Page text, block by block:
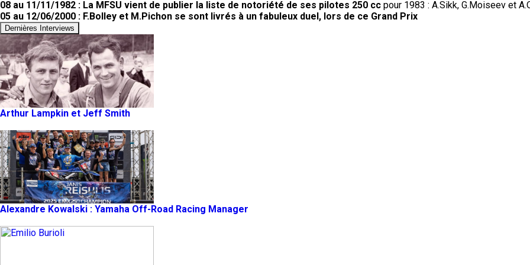
08 au 11/11/1982 : La MFSU vient de publier la liste de notoriété de ses pilotes 250 cc pour 1983 : A.Sikk, G.Moiseev et
05 au 12/06/2000 : F.Bolley et M.Pichon se sont livrés à un fabuleux duel, lors de ce Grand Prix
Dernières Interviews
Arthur Lampkin et Jeff Smith
Alexandre Kowalski : Yamaha Off-Road Racing Manager